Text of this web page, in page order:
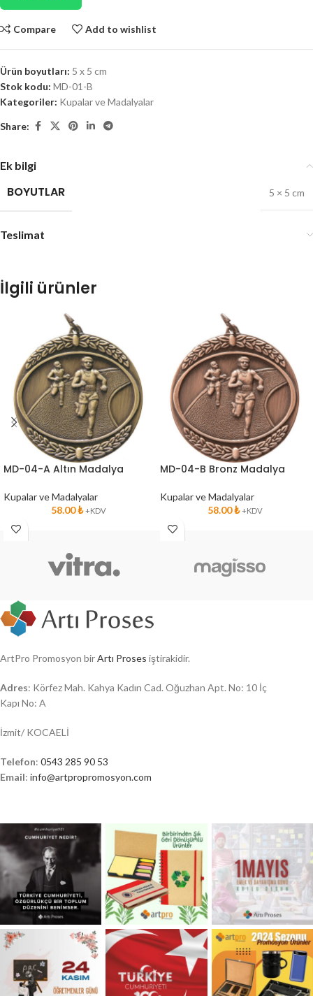
Compare Add to wishlist
Ürün boyutları: 5 x 5 cm
Stok kodu: MD-01-B
Kategoriler: Kupalar ve Madalyalar
Share:
Ek bilgi
BOYUTLAR 5 × 5 cm
Teslimat
İlgili ürünler
MD-04-A Altın Madalya
Kupalar ve Madalyalar
58.00₺ +KDV
MD-04-B Bronz Madalya
Kupalar ve Madalyalar
58.00₺ +KDV
ArtPro Promosyon birArtı Proses iştirakidir.
Adres: Körfez Mah. Kahya Kadın Cad. Oğuzhan Apt. No: 10 İç
Kapı No: A
İzmit/ KOCAELİ
Telefon: 0543 285 90 53
Email: info@artpropromosyon.com